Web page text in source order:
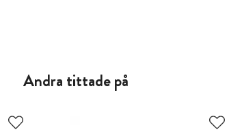
Andra tittade på